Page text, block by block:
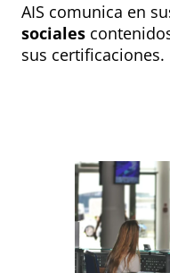
AIS comunica en
sociales
sus certificaciones.